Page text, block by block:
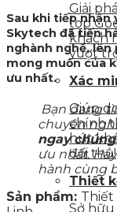
Giải
top
khách
vượt
Xác
Giúp
chính
hút
đối thủ!
Thiết
Sở hữu
Sau khi tiếp nhận
Skytech đã tiến
nghành nghề, lên
mong muốn của
ưu nhất.
Bạn đang
chuyên
ngay
ưu nhất.
hành cùng
Sản phẩm: Thiết